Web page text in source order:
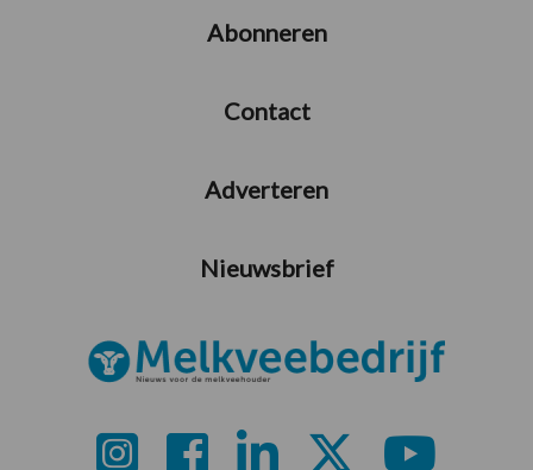
Abonneren
Contact
Adverteren
Nieuwsbrief